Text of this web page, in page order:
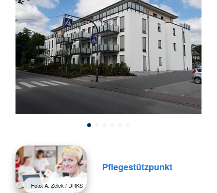
Foto: A. Zelck / DRKS
Pflegestützpunkt